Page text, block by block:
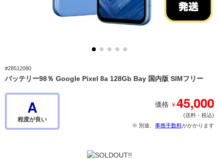
#28512080
バッテリー98％ Google Pixel 8a 128Gb Bay 国内版 SIMフリー
A
程度が良い
価格 ￥45,000
(送料・税込)
※ 別途、 事務手数料がかかります